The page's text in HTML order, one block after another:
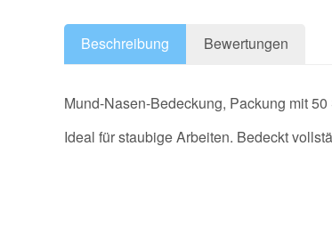
Beschreibung Bewertungen
Mund-Nasen-Bedeckung, Packung mit 50
Ideal für staubige Arbeiten. Bedeckt